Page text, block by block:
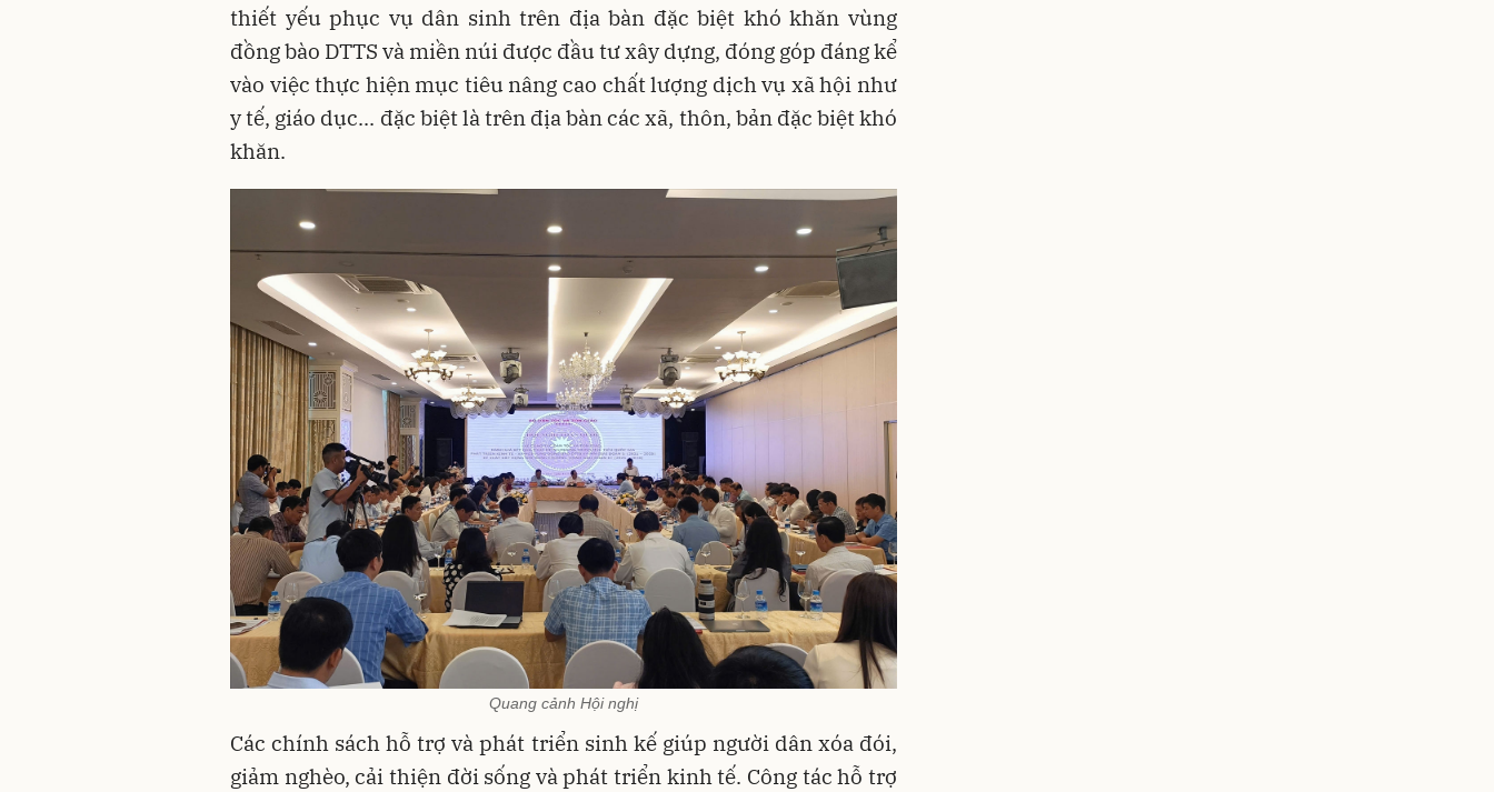
thiết yếu phục vụ dân sinh trên địa bàn đặc biệt khó khăn vùng
đồng bào DTTS và miền núi được đầu tư xây dựng, đóng góp đáng kể
vào việc thực hiện mục tiêu nâng cao chất lượng dịch vụ xã hội như
y tế, giáo dục... đặc biệt là trên địa bàn các xã, thôn, bản đặc biệt khó
khăn.
Quang cảnh Hội nghị
Các chính sách hỗ trợ và phát triển sinh kế giúp người dân xóa đói,
giảm nghèo, cải thiện đời sống và phát triển kinh tế. ​Công tác hỗ trợ